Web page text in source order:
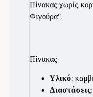
Πίνακας χωρίς
Φιγούρα".
Πίνακας
Υλικό:
Διαστάσεις